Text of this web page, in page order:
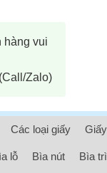
hàng vui
Zalo)
Các loại giấy
lỗ Bìa nút Bìa